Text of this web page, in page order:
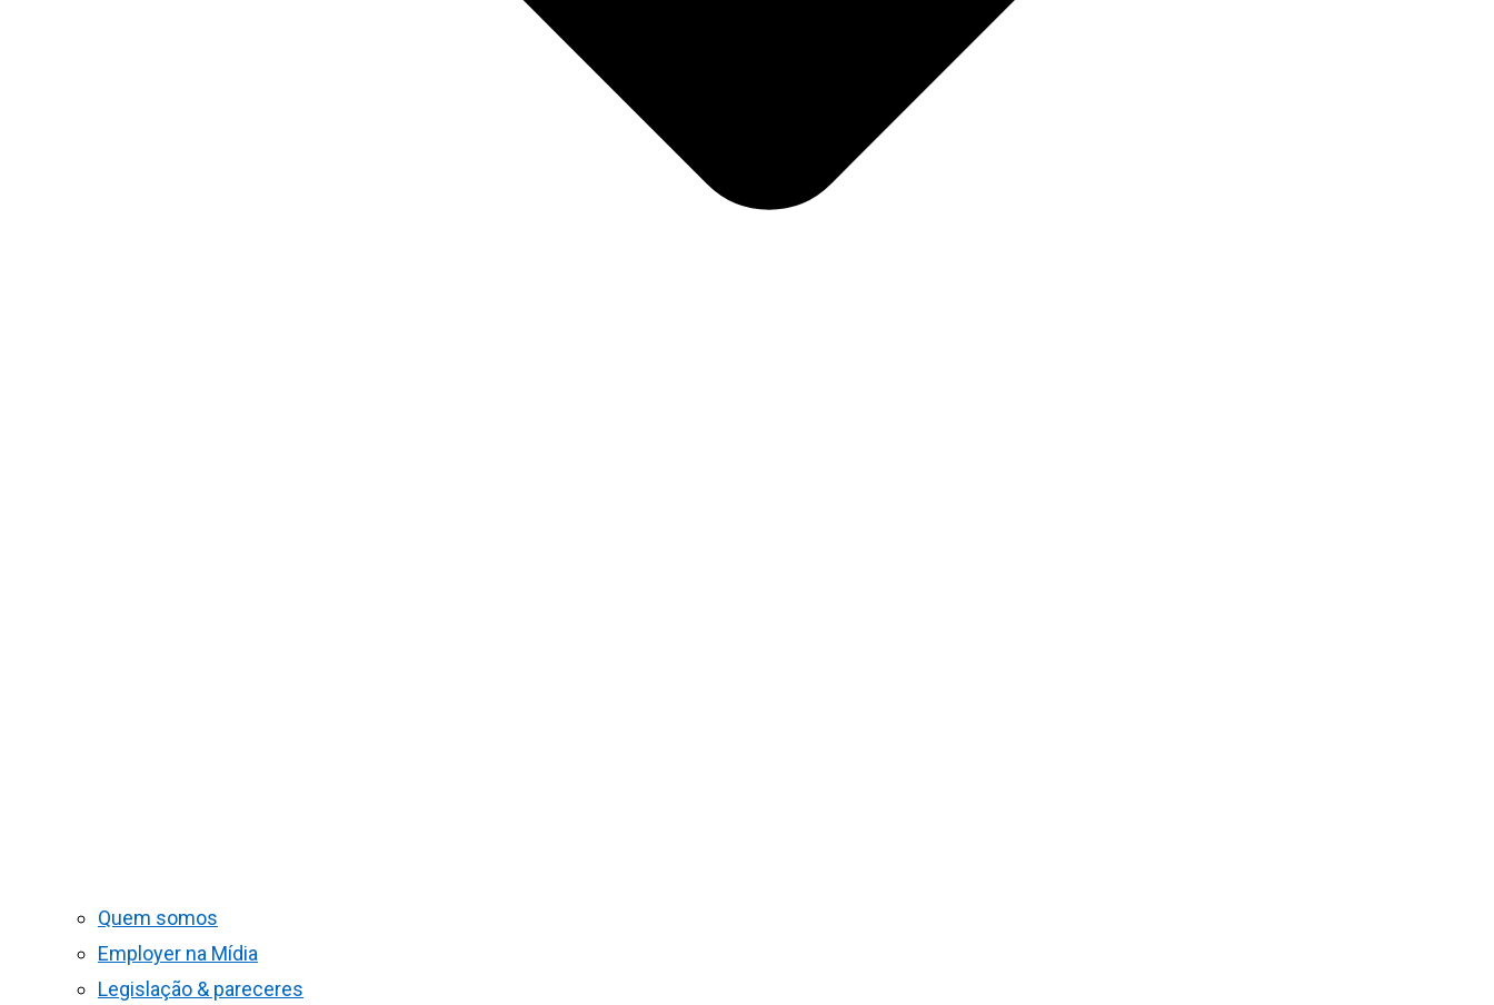
Quem somos
Employer na Mídia
Legislação & pareceres